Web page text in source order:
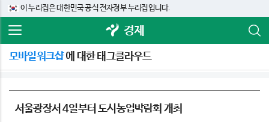
이 누리집은 대한민국 공식 전자정부 누리집입니다.
경제
모바일워크샵에 대한 태그클라우드
서울광장서 4일부터 도시농업박람회 개최